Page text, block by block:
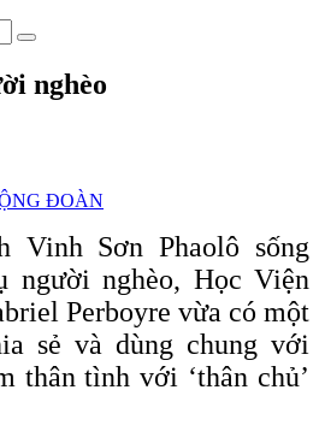
nghèo
ĐOÀN
Vinh Sơn Phaolô sống
người nghèo, Học Viện
Perboyre vừa có một
sẻ và dùng chung với
thân tình với ‘thân chủ’